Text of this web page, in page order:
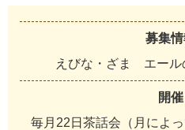
募集情
えびな・ざま エー
開催
毎月22日茶話会（月によ